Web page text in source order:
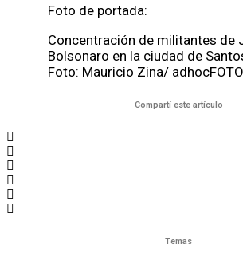
Foto de portada:
Concentración de militantes de
Bolsonaro en la ciudad de
Foto: Mauricio Zina/
Compartí este artículo
Temas